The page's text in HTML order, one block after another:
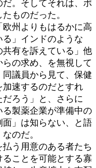
。そしてそれは、ポ
ものだった。
州よりもはるかに高
」インドのような
有を訴えている」他
の求め、を無視して
議員から見て、保健
速するのだとすれ
ろう」と、さらに
る製薬企業が準備中の
」は知らない、と語
のだ。
う用意のある者たち
ことを可能とする寡